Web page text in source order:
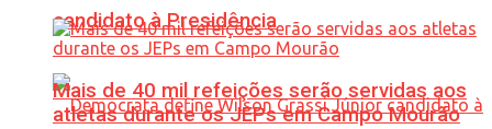
candidato à Presidência
Mais de 40 mil refeições serão servidas aos
atletas durante os JEPs em Campo Mourão